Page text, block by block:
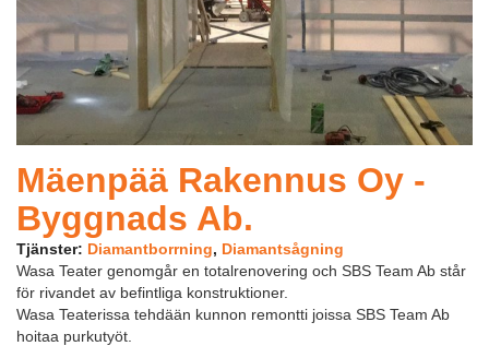
Mäenpää Rakennus Oy -
Byggnads Ab.
Tjänster: Diamantborrning, Diamantsågning
Wasa Teater genomgår en totalrenovering och SBS Team Ab står
för rivandet av befintliga konstruktioner.
Wasa Teaterissa tehdään kunnon remontti joissa SBS Team Ab
hoitaa purkutyöt.